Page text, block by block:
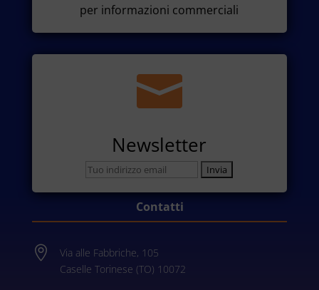
per informazioni commerciali

Newsletter
Contatti

Via alle Fabbriche, 105
Caselle Torinese (TO) 10072